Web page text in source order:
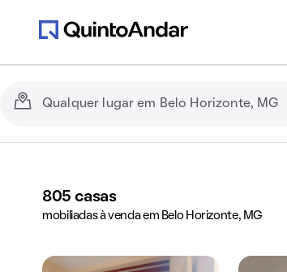
805 casas
mobiliadas à venda em Belo Horizonte, MG